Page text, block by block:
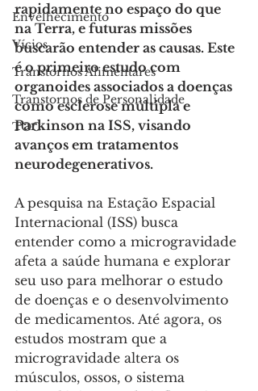
Envelhecimento
Vícios
Transtornos Alimentares
Transtornos de Personalidade
TOC
rapidamente no espaço do que
na Terra, e futuras missões
buscarão entender as causas. Este
é o primeiro estudo com
organoides associados a doenças
como esclerose múltipla e
Parkinson na ISS, visando
avanços em tratamentos
neurodegenerativos.
A pesquisa na Estação Espacial
Internacional (ISS) busca
entender como a microgravidade
afeta a saúde humana e explorar
seu uso para melhorar o estudo
de doenças e o desenvolvimento
de medicamentos. Até agora, os
estudos mostram que a
microgravidade altera os
músculos, ossos, o sistema